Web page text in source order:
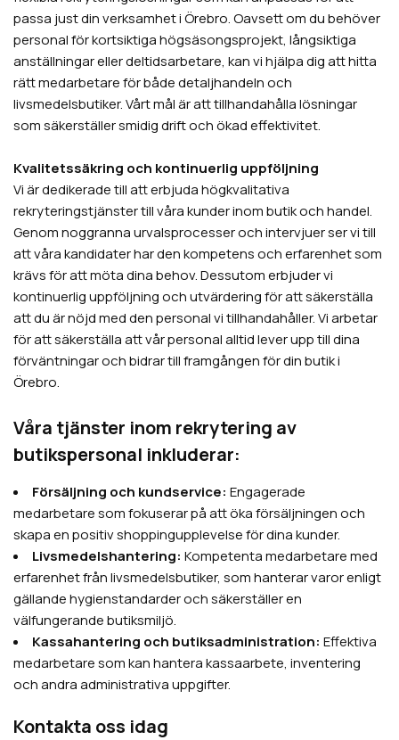
passa just din verksamhet i Örebro. Oavsett om du behöver
personal för kortsiktiga högsäsongsprojekt, långsiktiga
anställningar eller deltidsarbetare, kan vi hjälpa dig att hitta
rätt medarbetare för både detaljhandeln och
livsmedelsbutiker. Vårt mål är att tillhandahålla lösningar
som säkerställer smidig drift och ökad effektivitet.
Kvalitetssäkring och kontinuerlig uppföljning
Vi är dedikerade till att erbjuda högkvalitativa
rekryteringstjänster till våra kunder inom butik och handel.
Genom noggranna urvalsprocesser och intervjuer ser vi till
att våra kandidater har den kompetens och erfarenhet som
krävs för att möta dina behov. Dessutom erbjuder vi
kontinuerlig uppföljning och utvärdering för att säkerställa
att du är nöjd med den personal vi tillhandahåller. Vi arbetar
för att säkerställa att vår personal alltid lever upp till dina
förväntningar och bidrar till framgången för din butik i
Örebro.
Våra tjänster inom rekrytering av
butikspersonal inkluderar:
Försäljning och kundservice: Engagerade
medarbetare som fokuserar på att öka försäljningen och
skapa en positiv shoppingupplevelse för dina kunder.
Livsmedelshantering: Kompetenta medarbetare med
erfarenhet från livsmedelsbutiker, som hanterar varor enligt
gällande hygienstandarder och säkerställer en
välfungerande butiksmiljö.
Kassahantering och butiksadministration: Effektiva
medarbetare som kan hantera kassaarbete, inventering
och andra administrativa uppgifter.
Kontakta oss idag